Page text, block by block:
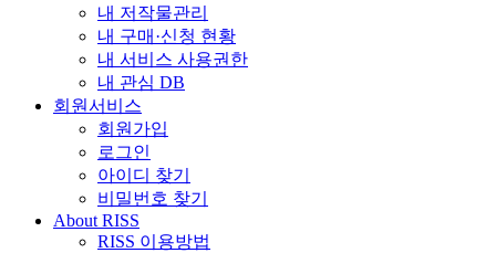
내 저작물관리
내 구매·신청 현황
내 서비스 사용권한
내 관심 DB
회원서비스
회원가입
로그인
아이디 찾기
비밀번호 찾기
About RISS
RISS 이용방법